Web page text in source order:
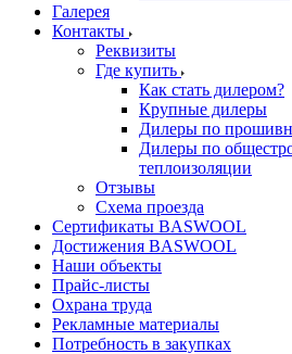
Галерея
Контакты
Реквизиты
Где купить
Как стать дилером?
Крупные дилеры
Дилеры по
Дилеры по
теплоизоляции
Отзывы
Схема проезда
Сертификаты BASWOOL
Достижения BASWOOL
Наши объекты
Прайс-листы
Охрана труда
Рекламные материалы
Потребность в закупках